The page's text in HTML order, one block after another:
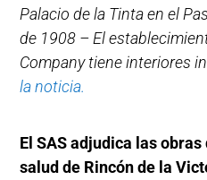
Palacio de la Tinta en el
de 1908 – El
Company tiene interiores
la noticia.
El SAS adjudica las
salud de Rincón de la